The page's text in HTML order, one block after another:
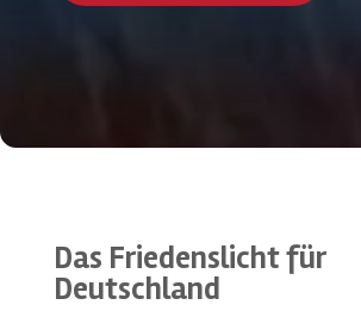
Das Friedenslicht für
Deutschland